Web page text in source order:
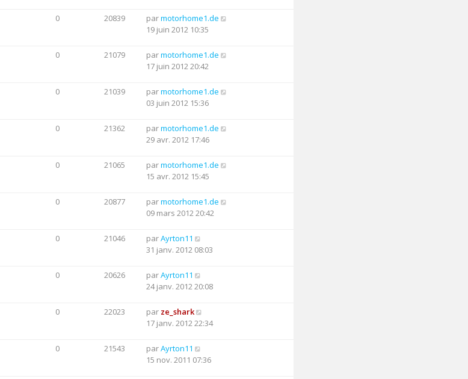
0 20839 parmotorhome1.de
19 juin 2012 10:35
0 21079 parmotorhome1.de
17 juin 2012 20:42
0 21039 parmotorhome1.de
03 juin 2012 15:36
0 21362 parmotorhome1.de
29 avr. 2012 17:46
0 21065 parmotorhome1.de
15 avr. 2012 15:45
0 20877 parmotorhome1.de
09 mars 2012 20:42
0 21046 parAyrton11
31 janv. 2012 08:03
0 20626 parAyrton11
24 janv. 2012 20:08
0 22023 par ze_shark
17 janv. 2012 22:34
0 21543 parAyrton11
15 nov. 2011 07:36